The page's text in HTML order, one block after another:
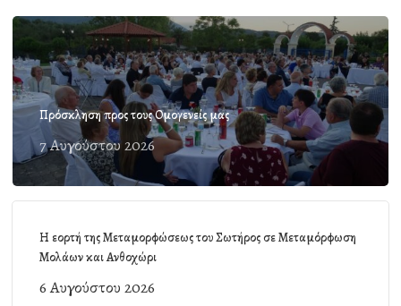
Πρόσκληση προς τους Ομογενείς μας
7 Αυγούστου 2026
Η εορτή της Μεταμορφώσεως του Σωτήρος σε Μεταμόρφωση
Μολάων και Ανθοχώρι
6 Αυγούστου 2026